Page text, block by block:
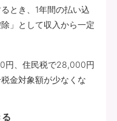
とき、1年間の払い込
」として収入から一定
円、住民税で28,000円
金対象額が少なくな